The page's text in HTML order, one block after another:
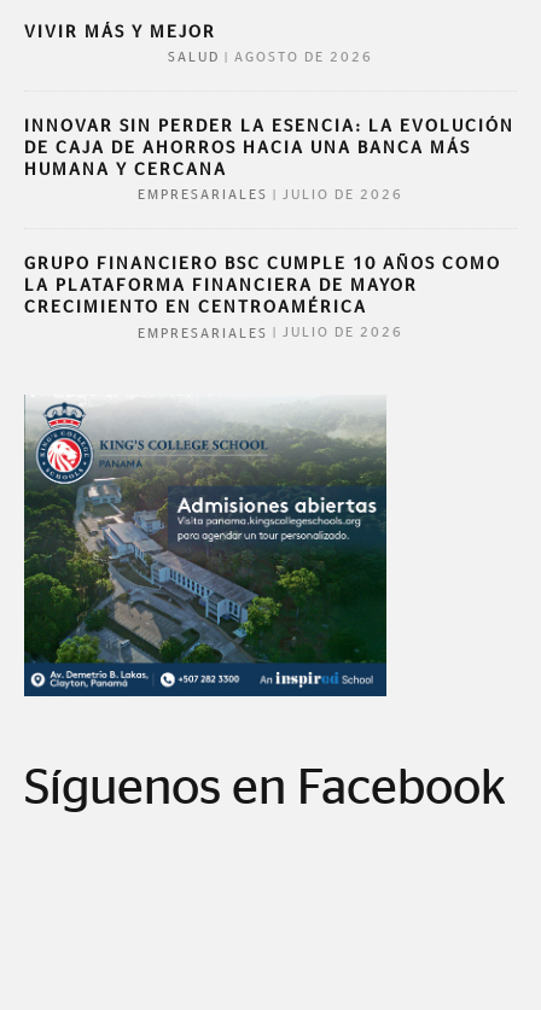
VIVIR MÁS Y MEJOR
SALUD AGOSTO DE 2026
INNOVAR SIN PERDER LA ESENCIA: LA EVOLUCIÓN
DE CAJA DE AHORROS HACIA UNA BANCA MÁS
HUMANA Y CERCANA
EMPRESARIALES JULIO DE 2026
GRUPO FINANCIERO BSC CUMPLE 10 AÑOS COMO
LA PLATAFORMA FINANCIERA DE MAYOR
CRECIMIENTO EN CENTROAMÉRICA
EMPRESARIALES JULIO DE 2026
Síguenos en Facebook